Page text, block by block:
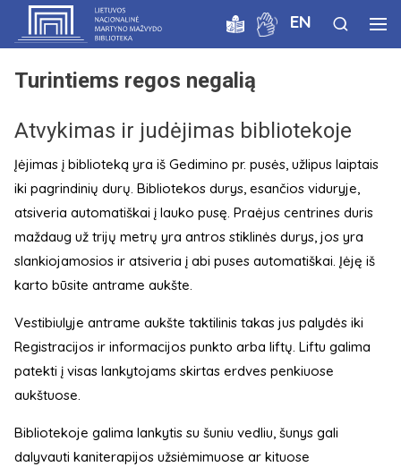
EN
Turintiems regos negalią
Atvykimas ir judėjimas bibliotekoje
Įėjimas į biblioteką yra iš Gedimino pr. pusės, užlipus laiptais
iki pagrindinių durų. Bibliotekos durys, esančios viduryje,
atsiveria automatiškai į lauko pusę. Praėjus centrines duris
maždaug už trijų metrų yra antros stiklinės durys, jos yra
slankiojamosios ir atsiveria į abi puses automatiškai. Įėję iš
karto būsite antrame aukšte.
Vestibiulyje antrame aukšte taktilinis takas jus palydės iki
Registracijos ir informacijos punkto arba liftų. Liftu galima
patekti į visas lankytojams skirtas erdves penkiuose
aukštuose.
Bibliotekoje galima lankytis su šuniu vedliu, šunys gali
dalyvauti kaniterapijos užsiėmimuose ar kituose